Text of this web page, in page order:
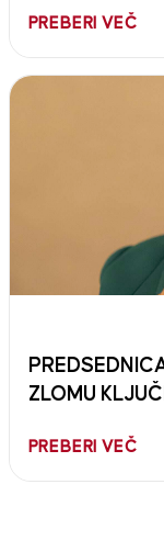
PREBERI VEČ
ZLOMU
PREBERI VEČ